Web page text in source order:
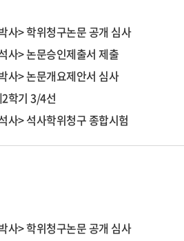
사> 학위청구논문 공개 심사
사> 논문승인제출서 제출
사> 논문개요제안서 심사
학기 3/4선
사> 석사학위청구 종합시험
사> 학위청구논문 공개 심사